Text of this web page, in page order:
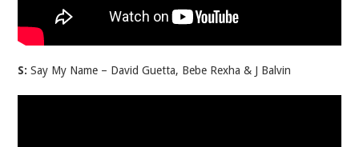
S:Say My Name – David Guetta, Bebe Rexha & J Balvin